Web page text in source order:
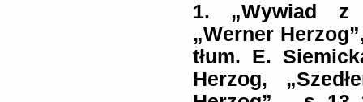
1. „Wywiad z
„Werner
tłum. E.
Herzog,